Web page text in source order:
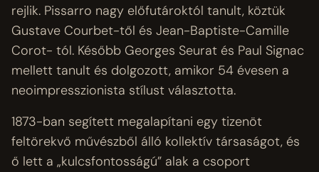
rejlik. Pissarro nagy előfutároktól tanult, köztük
Gustave Courbet-től és Jean-Baptiste-Camille
Corot- tól. Később Georges Seurat és Paul Signac
mellett tanult és dolgozott, amikor 54 évesen a
neoimpresszionista stílust választotta.
1873-ban segített megalapítani egy tizenöt
feltörekvő művészből álló kollektív társaságot, és
ő lett a „kulcsfontosságú” alak a csoport